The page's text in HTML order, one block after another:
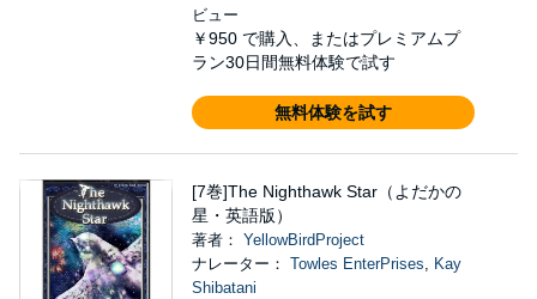
ビュー
￥950 で購入、またはプレミアムプ
ラン30日間無料体験で試す
無料体験を試す
[7巻]The Nighthawk Star（よだかの
星・英語版）
著者： YellowBirdProject
ナレーター： Towles EnterPrises, Kay
Shibatani